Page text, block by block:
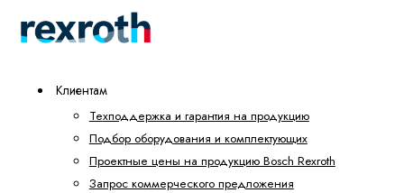
Клиентам
Техподдержка и гарантия на продукцию
Подбор оборудования и комплектующих
Проектные цены на продукцию Bosch Rexroth
Запрос коммерческого предложения